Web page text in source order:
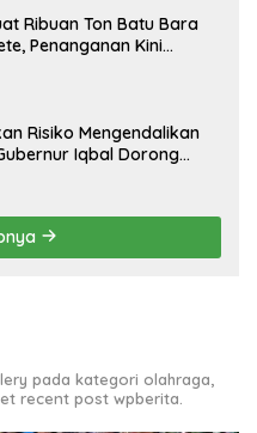
Ribuan Ton Batu Bara
Penanganan Kini
Risiko Mengendalikan
Iqbal Dorong
pada kategori olahraga,
recent post wpberita.